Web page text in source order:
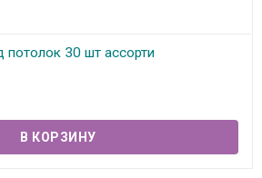
30 шт ассорти